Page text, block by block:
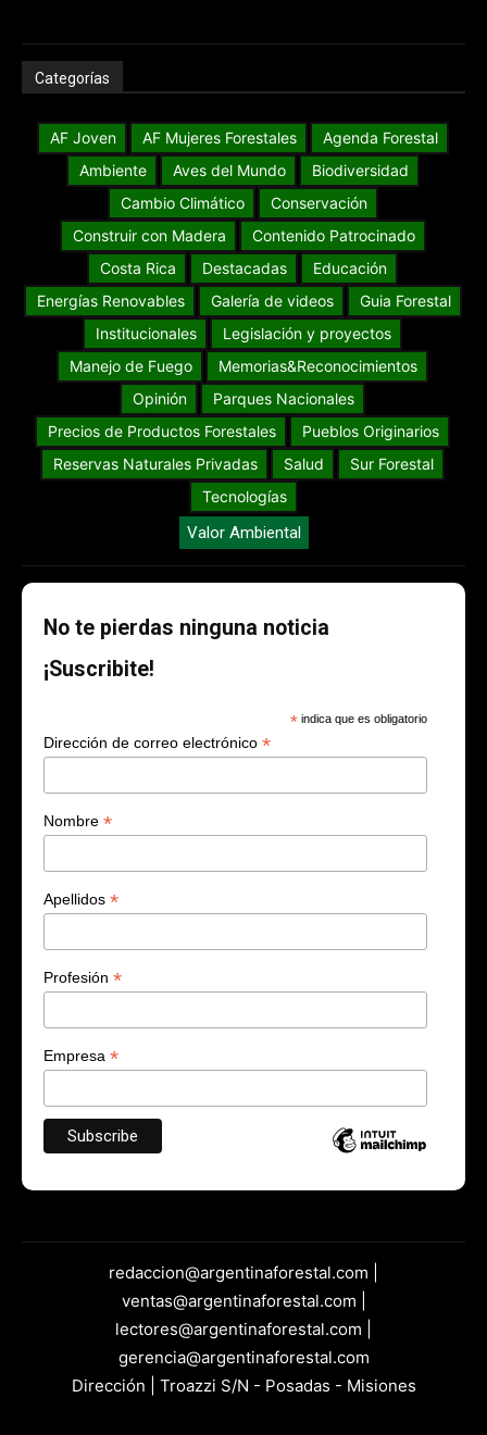
Categorías
AF Joven AF Mujeres Forestales
Agenda Forestal
Ambiente
Aves del Mundo
Biodiversidad
Cambio Climático
Conservación
Construir con Madera
Contenido Patrocinado
Costa Rica
Destacadas
Educación
Energías Renovables
Galería de videos
Guia Forestal
Institucionales
Legislación y proyectos
Manejo de Fuego
Memorias&Reconocimientos
Opinión
Parques Nacionales
Precios de Productos Forestales
Pueblos Originarios
Reservas Naturales Privadas
Salud
Sur Forestal
Tecnologías
Valor Ambiental
No te pierdas ninguna noticia
¡Suscribite!
* indica que es obligatorio
Dirección de correo electrónico *
Nombre *
Apellidos *
Profesión *
Empresa *
redaccion@argentinaforestal.com |
ventas@argentinaforestal.com |
lectores@argentinaforestal.com |
gerencia@argentinaforestal.com
Dirección | Troazzi S/N - Posadas - Misiones